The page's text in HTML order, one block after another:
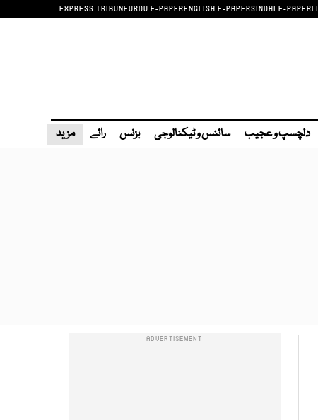
EXPRESS TRIBUNEURDU E-PAPERENGLISH E-PAPERSINDHI E-PAPER
دلچسپ و عجیب سائنس و ٹیکنالوجی بزنس رائے مزید